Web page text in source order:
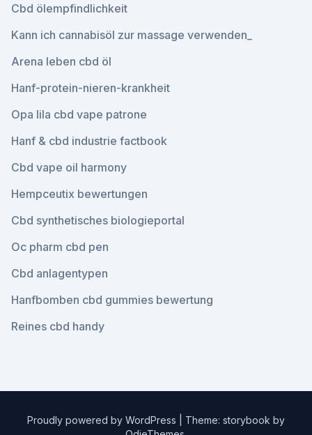
Cbd ölempfindlichkeit
Kann ich cannabisöl zur massage verwenden_
Arena leben cbd öl
Hanf-protein-nieren-krankheit
Opa lila cbd vape patrone
Hanf & cbd industrie factbook
Cbd vape oil harmony
Hempceutix bewertungen
Cbd synthetisches biologieportal
Oc pharm cbd pen
Cbd anlagentypen
Hanfbomben cbd gummies bewertung
Reines cbd handy
Proudly powered by WordPress
Theme: storybook by